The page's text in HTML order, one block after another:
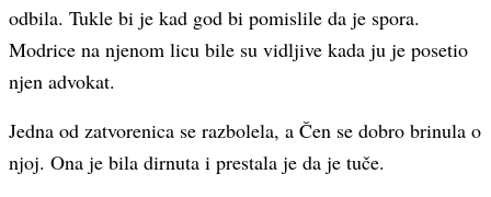
odbila. Tukle bi je kad god bi pomislile da je spora.
Modrice na njenom licu bile su vidljive kada ju je posetio
njen advokat.
Jedna od zatvorenica se razbolela, a Čen se dobro brinula o
njoj. Ona je bila dirnuta i prestala je da je tuče.